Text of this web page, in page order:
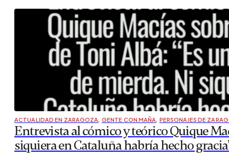
ACTUALIDAD EN ZARAGOZA, GENTE CON MAÑA, PERSONAJES DE
Entrevista al cómico y teórico Quique
siquiera en Cataluña habría hecho